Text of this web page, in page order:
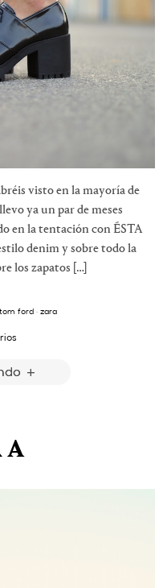
visto en la mayoría de
ya un par de meses
en la tentación con ÉSTA
denim y sobre todo la
los zapatos […]
tom ford· zara
A